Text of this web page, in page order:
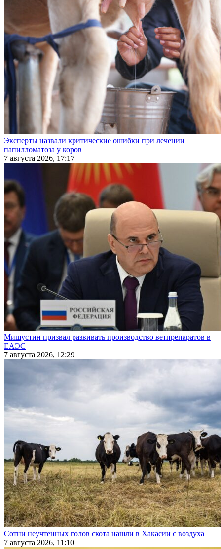
Эксперты назвали критические ошибки при лечении
папилломатоза у коров
7 августа 2026, 17:17
Мишустин призвал развивать производство ветпрепаратов в
ЕАЭС
7 августа 2026, 12:29
Сотни неучтенных голов скота нашли в Хакасии с воздуха
7 августа 2026, 11:10